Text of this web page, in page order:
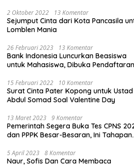
2 Oktober 2022 13 Komentar
Sejumput Cinta dari Kota Pancasila
Lomblen Mania
26 Februari 2023 13 Komentar
Bank Indonesia Luncurkan Beasiswa
untuk Mahasiswa, Dibuka
15 Februari 2022 10 Komentar
Surat Cinta Pater Kopong untuk Ustad
Abdul Somad Soal Valentine Day
13 Maret 2023 9 Komentar
Pemerintah Segera Buka Tes CPNS
dan PPPK Besar-Besaran, Ini Tahapan
5 April 2023 8 Komentar
Naur, Sofis Dan Cara Membaca